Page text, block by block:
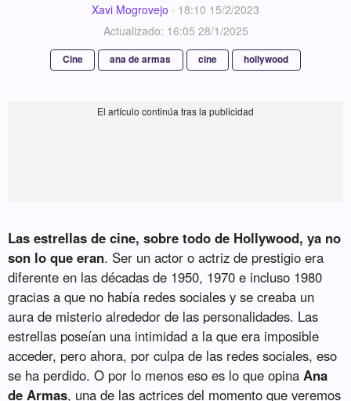
Xavi Mogrovejo · 18:10 15/2/2023
Actualizado: 16:05 28/1/2025
Cine ana de armas cine hollywood
Las estrellas de cine, sobre todo de Hollywood, ya no
son lo que eran. Ser un actor o actriz de prestigio era
diferente en las décadas de 1950, 1970 e incluso 1980
gracias a que no había redes sociales y se creaba un
aura de misterio alrededor de las personalidades. Las
estrellas poseían una intimidad a la que era imposible
acceder, pero ahora, por culpa de las redes sociales, eso
se ha perdido. O por lo menos eso es lo que opina Ana
de Armas, una de las actrices del momento que veremos